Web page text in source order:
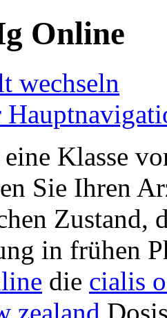
Online
wechseln
Klasse
Sie Ihren
Zustand,
in frühen
die cialis
zealand